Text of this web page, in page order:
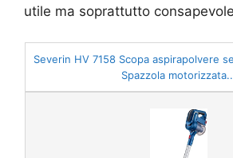
utile ma soprattutto
Severin HV 7158 Scopa aspirapolvere
Spazzola